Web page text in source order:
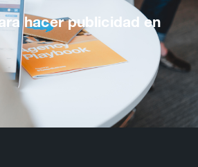
hacer publicidad en